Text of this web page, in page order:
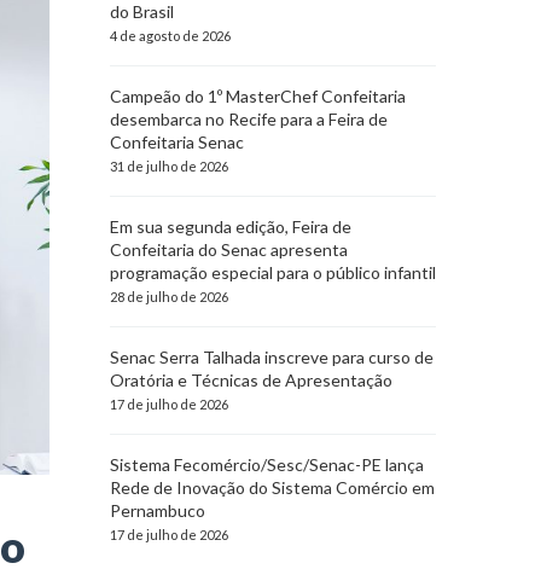
do Brasil
4 de agosto de 2026
Campeão do 1º MasterChef Confeitaria
desembarca no Recife para a Feira de
Confeitaria Senac
31 de julho de 2026
Em sua segunda edição, Feira de
Confeitaria do Senac apresenta
programação especial para o público infantil
28 de julho de 2026
Senac Serra Talhada inscreve para curso de
Oratória e Técnicas de Apresentação
17 de julho de 2026
Sistema Fecomércio/Sesc/Senac-PE lança
Rede de Inovação do Sistema Comércio em
Pernambuco
17 de julho de 2026